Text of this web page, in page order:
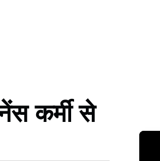
कर्मी से